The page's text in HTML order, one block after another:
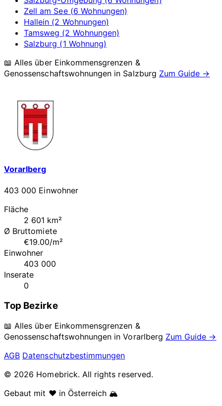
Zell am See (6 Wohnungen)
Hallein (2 Wohnungen)
Tamsweg (2 Wohnungen)
Salzburg (1 Wohnung)
📖 Alles über Einkommensgrenzen &
Genossenschaftswohnungen in Salzburg Zum Guide →
Vorarlberg
403 000 Einwohner
Fläche
2 601 km²
Ø Bruttomiete
€19.00/m²
Einwohner
403 000
Inserate
0
Top Bezirke
📖 Alles über Einkommensgrenzen &
Genossenschaftswohnungen inVorarlberg Zum Guide →
AGB Datenschutzbestimmungen
© 2026 Homebrick. All rights reserved.
Gebaut mit ❤️ in Österreich 🏔️